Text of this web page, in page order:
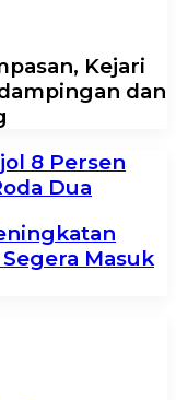
Kejari
dan
8 Persen
Dua
Masuk